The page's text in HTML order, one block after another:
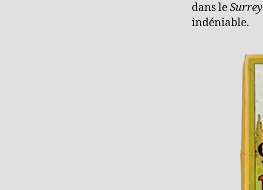
dans leSurrey
indéniable.